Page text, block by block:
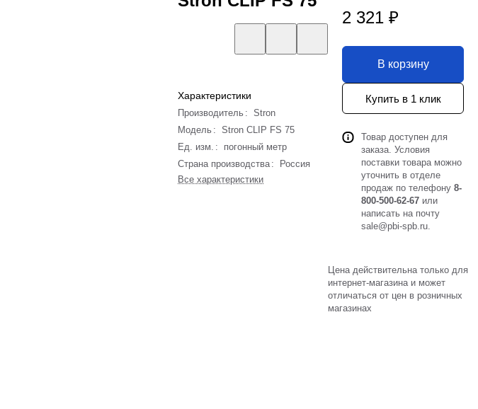
Характеристики
Производитель : Stron
Модель : Stron CLIP FS 75
Ед. изм. :
погонный метр
Страна производства :
Россия
Все характеристики
2 321 ₽
В корзину
Купить в 1 клик
Товар доступен для
заказа. Условия
поставки товара можно
уточнить в отделе
продаж по телефону 8-
800-500-62-67 или
написать на почту
sale@pbi-spb.ru.
Цена действительна только для
интернет-магазина и может
отличаться от цен в розничных
магазинах